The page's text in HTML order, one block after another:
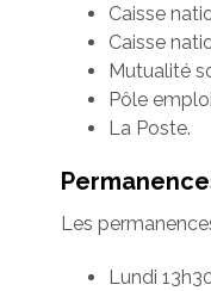
Caisse
Caisse
Mutualité
Pôle
La Poste.
Les
Lundi